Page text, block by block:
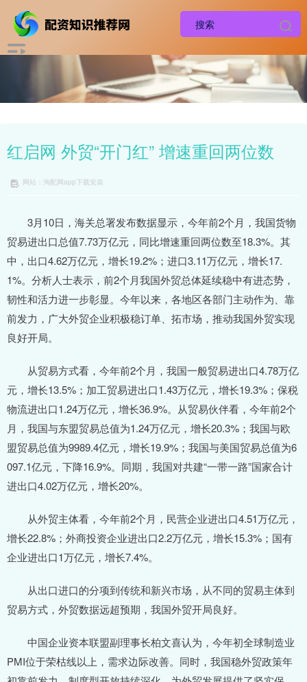
红启网 外贸“开门红” 增速重回两位数
网站：淘配网app下载安装
3月10日，海关总署发布数据显示，今年前2个月，我国货物
贸易进出口总值7.73万亿元，同比增速重回两位数至18.3%。其
中，出口4.62万亿元，增长19.2%；进口3.11万亿元，增长17.
1%。分析人士表示，前2个月我国外贸总体延续稳中有进态势，
韧性和活力进一步彰显。今年以来，各地区各部门主动作为、靠
前发力，广大外贸企业积极稳订单、拓市场，推动我国外贸实现
良好开局。
从贸易方式看，今年前2个月，我国一般贸易进出口4.78万亿
元，增长13.5%；加工贸易进出口1.43万亿元，增长19.3%；保税
物流进出口1.24万亿元，增长36.9%。从贸易伙伴看，今年前2个
月，我国与东盟贸易总值为1.24万亿元，增长20.3%；我国与欧
盟贸易总值为9989.4亿元，增长19.9%；我国与美国贸易总值为6
097.1亿元，下降16.9%。同期，我国对共建“一带一路”国家合计
进出口4.02万亿元，增长20%。
从外贸主体看，今年前2个月，民营企业进出口4.51万亿元，
增长22.8%；外商投资企业进出口2.2万亿元，增长15.3%；国有
企业进出口1万亿元，增长7.4%。
从出口进口的分项到传统和新兴市场，从不同的贸易主体到
贸易方式，外贸数据远超预期，我国外贸开局良好。
中国企业资本联盟副理事长柏文喜认为，今年初全球制造业
PMI位于荣枯线以上，需求边际改善。同时，我国稳外贸政策年